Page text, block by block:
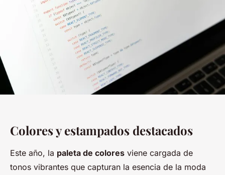
Colores y estampados destacados
Este año, la paleta de colores viene cargada de
tonos vibrantes que capturan la esencia de la moda